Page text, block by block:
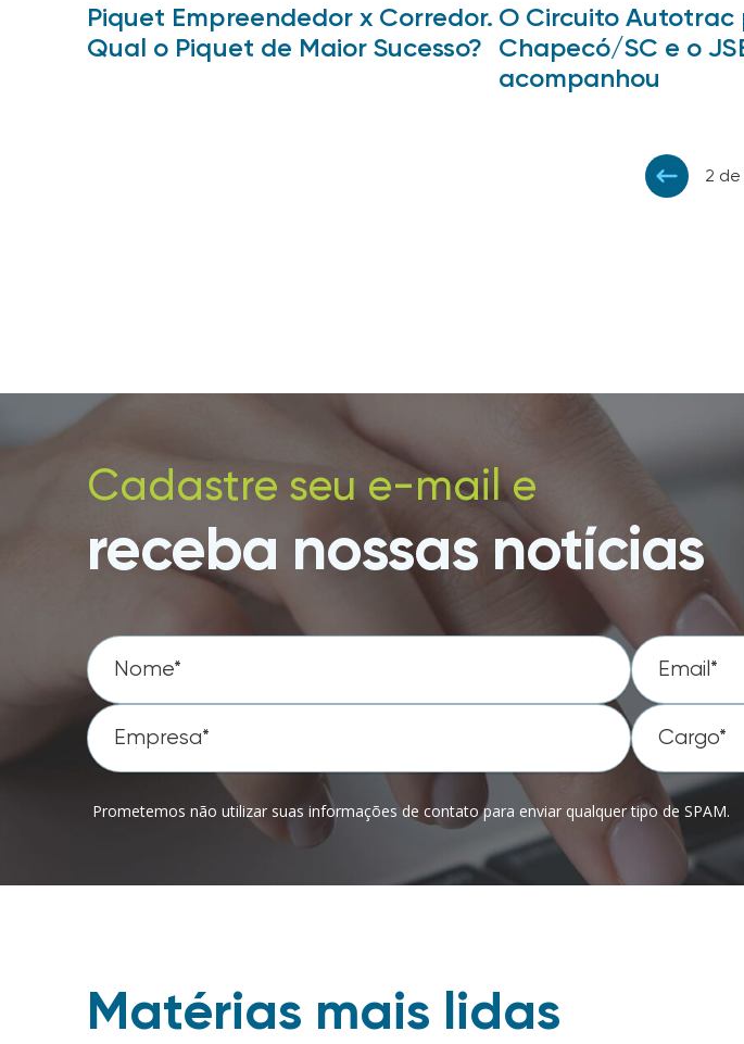
Piquet Empreendedor x Corredor.
Qual o Piquet de Maior Sucesso?
O Circuito Autotrac
Chapecó/SC e o
acompanhou
2 de
Cadastre seu e-mail e
receba nossas notícias
Prometemos não utilizar suas informações de contato para enviar qualquer tipo de SPAM.
Matérias mais lidas